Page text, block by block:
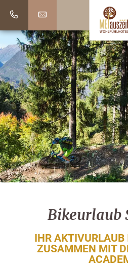
Bikeurlaub
IHR AKTIVURLAUB
ZUSAMMEN MIT